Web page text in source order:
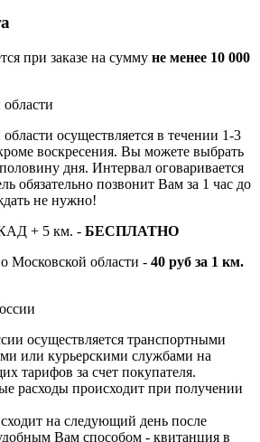
при заказе на сумму не менее 10 000
осуществляется в течении 1-3
воскресения. Вы можете выбрать
дня. Интервал оговаривается
обязательно позвонит Вам за 1 час до
не нужно!
+ 5 км. - БЕСПЛАТНО
Московской области - 40 руб за 1 км.
осуществляется транспортными
или курьерскими службами на
тарифов за счет покупателя.
расходы происходит при получении
на следующий день после
Вам способом - квитанция в